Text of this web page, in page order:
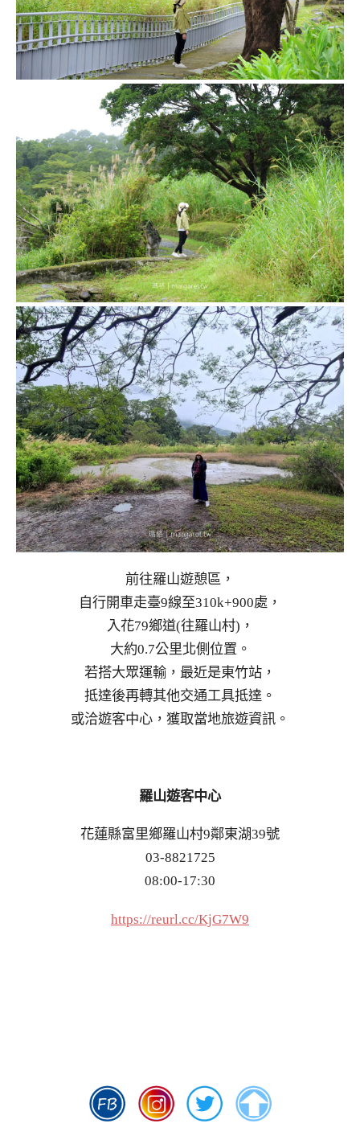
前往羅山遊憩區，
自行開車走臺9線至310k+900處，
入花79鄉道(往羅山村)，
大約0.7公里北側位置。
若搭大眾運輸，最近是東竹站，
抵達後再轉其他交通工具抵達。
或洽遊客中心，獲取當地旅遊資訊。
羅山遊客中心
花蓮縣富里鄉羅山村9鄰東湖39號
03-8821725
08:00-17:30
https://reurl.cc/KjG7W9